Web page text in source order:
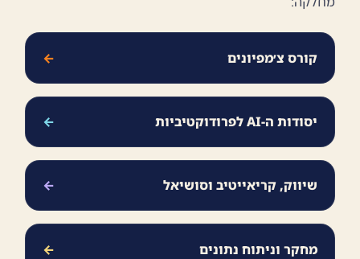
קורס צ׳מפיונים ←
יסודות ה-AI לפרודוקטיביות ←
שיווק, קריאייטיב וסושיאל ←
מחקר וניתוח נתונים ←